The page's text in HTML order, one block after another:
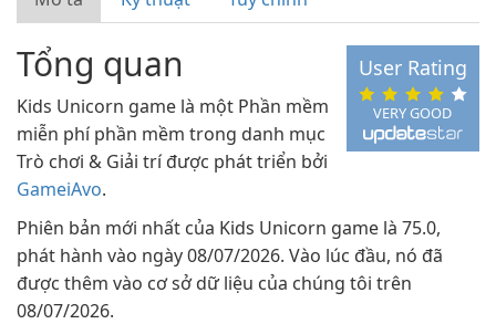
VERY GOOD
User Rating
Tổng quan
Kids Unicorn game là một Phần mềm
miễn phí phần mềm trong danh mục
Trò chơi & Giải trí được phát triển bởi
GameiAvo.
Phiên bản mới nhất của Kids Unicorn game là 75.0,
phát hành vào ngày 08/07/2026. Vào lúc đầu, nó đã
được thêm vào cơ sở dữ liệu của chúng tôi trên
08/07/2026.